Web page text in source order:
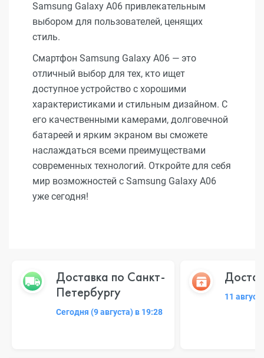
Samsung Galaxy A06 привлекательным
выбором для пользователей, ценящих
стиль.
Смартфон Samsung Galaxy A06 — это
отличный выбор для тех, кто ищет
доступное устройство с хорошими
характеристиками и стильным дизайном. С
его качественными камерами, долговечной
батареей и ярким экраном вы сможете
наслаждаться всеми преимуществами
современных технологий. Откройте для себя
мир возможностей с Samsung Galaxy A06
уже сегодня!
Доставка по Санкт-
Петербургу
Сегодня (9 августа) в 19:28
11